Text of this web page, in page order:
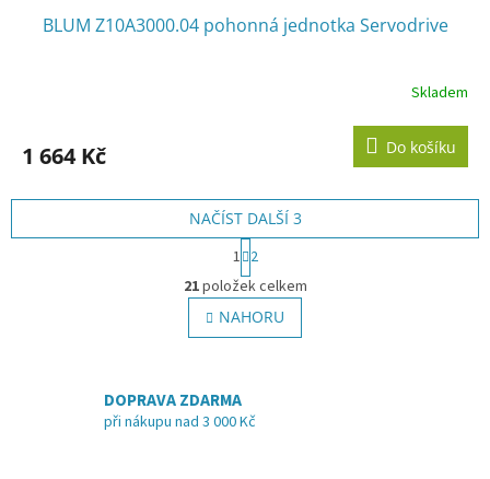
BLUM Z10A3000.04 pohonná jednotka Servodrive
je
z
hvězdiček.
Skladem
1 664 Kč Do košíku
O
v
l
á
í
NAČÍST DALŠÍ 3
S
t
r
á
n
k
n
í
1 2
21položek celkem
NAHORU
DOPRAVA ZDARMA
při nákupu nad 3 000 Kč